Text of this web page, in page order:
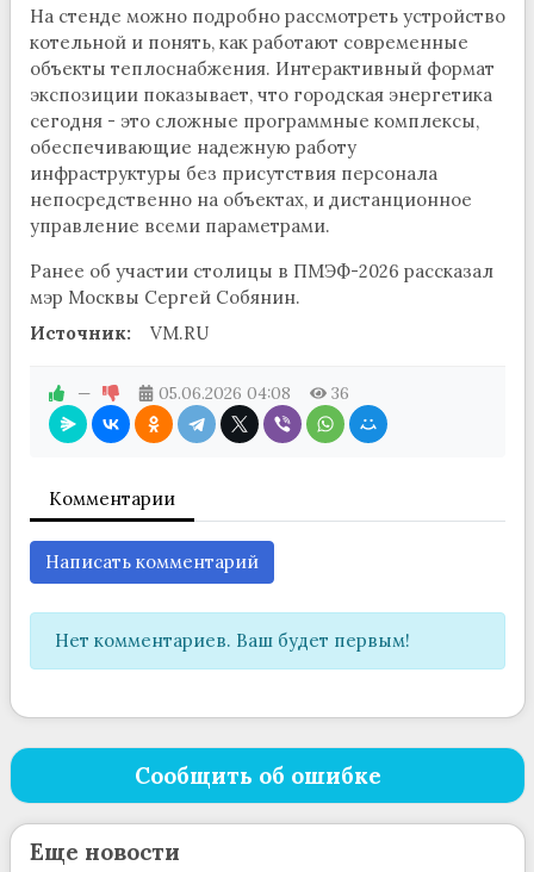
На стенде можно подробно рассмотреть устройство
котельной и понять, как работают современные
объекты теплоснабжения. Интерактивный формат
экспозиции показывает, что городская энергетика
сегодня - это сложные программные комплексы,
обеспечивающие надежную работу
инфраструктуры без присутствия персонала
непосредственно на объектах, и дистанционное
управление всеми параметрами.
Ранее об участии столицы в ПМЭФ-2026 рассказал
мэр Москвы Сергей Собянин.
Источник:
VM.RU
— 05.06.2026 04:08 36
Комментарии
Написать комментарий
Нет комментариев. Ваш будет первым!
Сообщить об ошибке
Еще новости